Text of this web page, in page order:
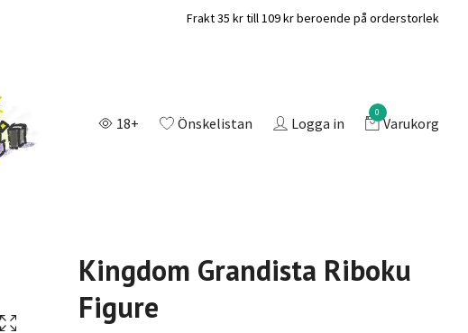
Frakt 35 kr till 109 kr beroende på orderstorlek
18+ Önskelistan Logga in
0
Varukorg
Kingdom Grandista Riboku
Figure